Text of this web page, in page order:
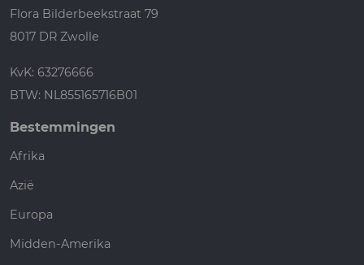
Flora Bilderbeekstraat 79
8017 DR Zwolle
KvK: 63276666
BTW: NL855165716B01
Bestemmingen
Afrika
Azië
Europa
Midden-Amerika